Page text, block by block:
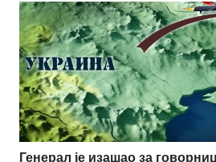
Генерал је изашао за